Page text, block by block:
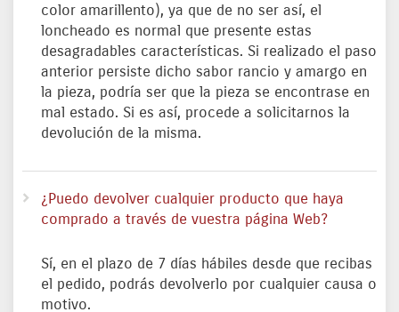
color amarillento), ya que de no ser así, el
loncheado es normal que presente estas
desagradables características. Si realizado el paso
anterior persiste dicho sabor rancio y amargo en
la pieza, podría ser que la pieza se encontrase en
mal estado. Si es así, procede a solicitarnos la
devolución de la misma.
¿Puedo devolver cualquier producto que haya
comprado a través de vuestra página Web?
Sí, en el plazo de 7 días hábiles desde que recibas
el pedido, podrás devolverlo por cualquier causa o
motivo.